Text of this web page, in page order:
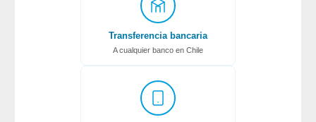
Transferencia bancaria
A cualquier banco en Chile